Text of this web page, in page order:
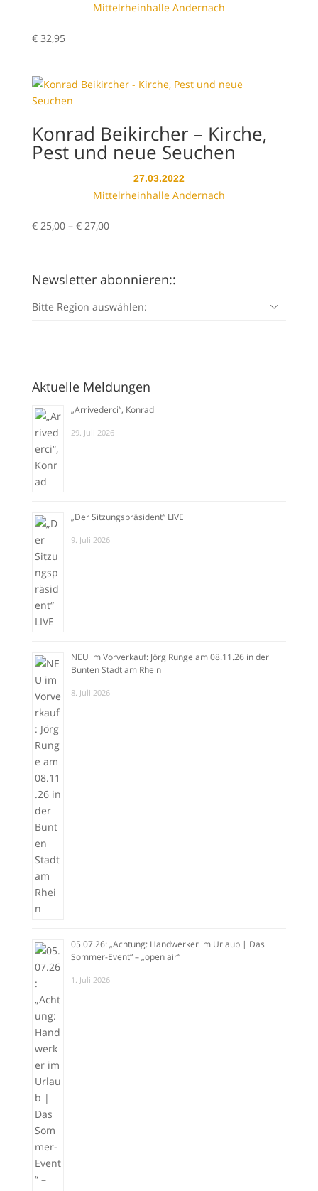
Mittelrheinhalle Andernach
€32,95
Konrad Beikircher – Kirche,
Pest und neue Seuchen
27.03.2022
Mittelrheinhalle Andernach
€25,00 – €27,00Preisspanne:
€ 27,00
Newsletter abonnieren::
Bitte Region auswählen:
Aktuelle Meldungen
„Arrivederci“, Konrad
29. Juli 2026
„Der Sitzungspräsident“ LIVE
9. Juli 2026
NEU im Vorverkauf: Jörg Runge am 08.11.26 in der
Bunten Stadt am Rhein
8. Juli 2026
05.07.26: „Achtung: Handwerker im Urlaub | Das
Sommer-Event“ – „open air“
1. Juli 2026